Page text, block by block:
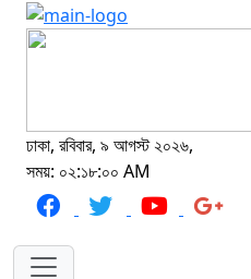
ঢাকা, রবিবার, ৯ আগস্ট ২০২৬,
সময়: ০২:১৮:০০ AM